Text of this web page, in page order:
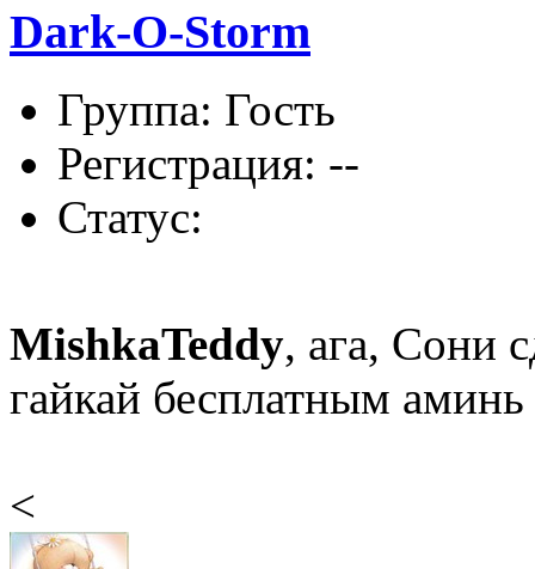
Dark-O-Storm
Группа: Гость
Регистрация: --
Статус:
MishkaTeddy, ага, Сони
гайкай бесплатным аминь
<